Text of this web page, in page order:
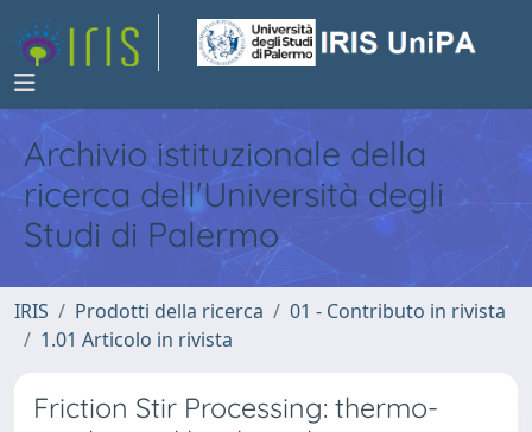
Archivio istituzionale della
ricerca dell'Università degli
Studi di Palermo
IRIS Prodotti della ricerca
01 - Contributo in rivista
1.01 Articolo in rivista
Friction Stir Processing: thermo-